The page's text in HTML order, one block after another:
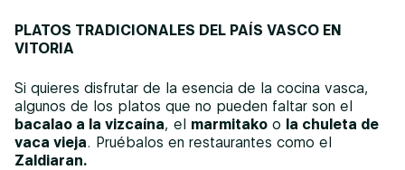
PLATOS TRADICIONALES DEL PAÍS VASCO EN
VITORIA
Si quieres disfrutar de la esencia de la cocina vasca,
algunos de los platos que no pueden faltar son el
bacalao a la vizcaína, el marmitako o la chuleta de
vaca vieja. Pruébalos en restaurantes como el
Zaldiaran.